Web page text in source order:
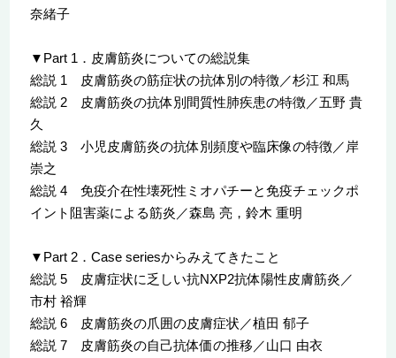
奈緒子
▼Part 1．皮膚筋炎についての総説集
総説 1 皮膚筋炎の筋症状の抗体別の特徴／杉江 和馬
総説 2 皮膚筋炎の抗体別間質性肺疾患の特徴／五野 貴
久
総説 3 小児皮膚筋炎の抗体別頻度や臨床像の特徴／岸
崇之
総説 4 免疫介在性壊死性ミオパチーと免疫チェックポ
イント阻害薬による筋炎／森島 亮，鈴木 重明
▼Part 2．Case seriesからみえてきたこと
総説 5 皮膚症状に乏しい抗NXP2抗体陽性皮膚筋炎／
市村 裕輝
総説 6 皮膚筋炎の爪囲の皮膚症状／植田 郁子
総説 7 皮膚筋炎の自己抗体価の推移／山口 由衣